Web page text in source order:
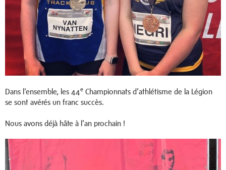
Dans l'ensemble, les 44e Championnats d’athlétisme de la Légion
se sont avérés un franc succès.
Nous avons déjà hâte à l’an prochain !